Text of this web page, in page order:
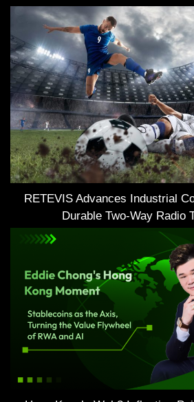
RETEVIS Advances Industrial
Durable Two-Way Radio